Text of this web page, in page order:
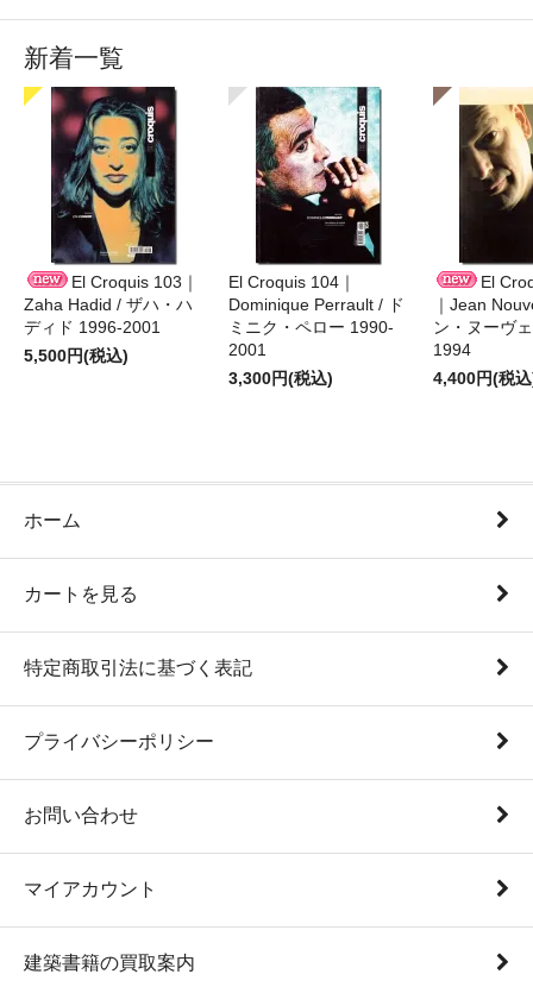
新着一覧
El Croquis 103｜
Zaha Hadid / ザハ・ハ
ディド 1996-2001
5,500円(税込)
El Croquis 104｜
Dominique Perrault / ド
ミニク・ペロー 1990-
2001
3,300円(税込)
El
｜Jean
ン・ヌーヴ
1994
4,400円(税
ホーム
カートを見る
特定商取引法に基づく表記
プライバシーポリシー
お問い合わせ
マイアカウント
建築書籍の買取案内